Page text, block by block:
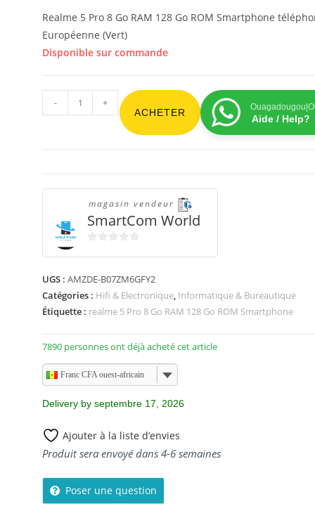
Realme 5 Pro 8 Go RAM 128 Go ROM Smartphone
Européenne (Vert)
Disponible sur commande
- +
ACHETER
Aide / Help?
magasin vendeur
SmartCom World
u
r
5
UGS : AMZDE-B07ZM6GFY2
Catégories : Hifi & Electronique Informatique & Bureautique
Étiquette : realme 5 Pro 8 Go RAM 128 Go ROM Smartphone
7890 personnes ont déjà acheté cet article
Franc CFA ouest-africain
Delivery by septembre 17, 2026
Ajouter à la liste d’envies
Produit sera envoyé dans 4-6 semaines
Poser une question